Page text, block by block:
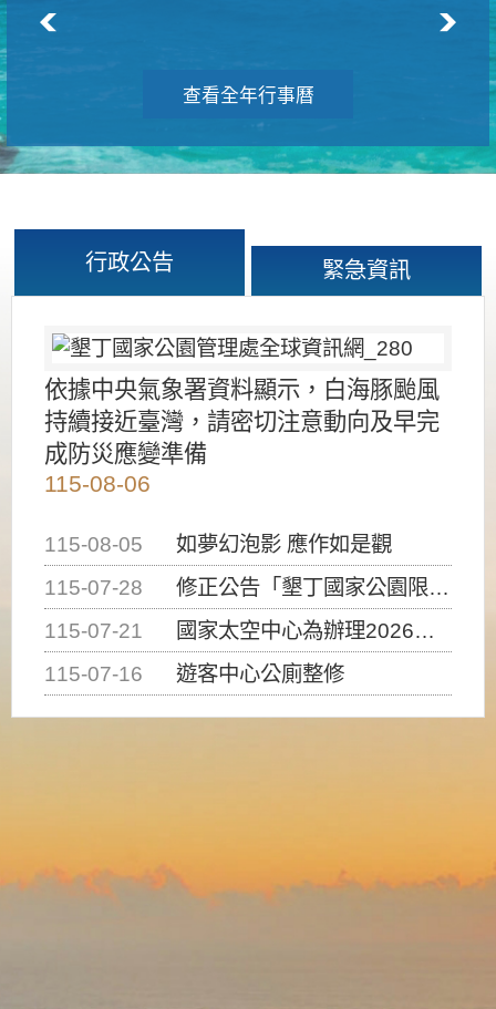
查看全年行事曆
行政公告 緊急資訊
依據中央氣象署資料顯示，白海豚颱風
持續接近臺灣，請密切注意動向及早完
成防災應變準備
115-08-06
115-08-05
如夢幻泡影 應作如是觀
115-07-28
修正公告「墾丁國家公園限制水域遊憩活動之種類、範圍、時間及行為」，自即日生效。
115-07-21
國家太空中心為辦理2026台灣盃火箭競賽，陸、海、空域警戒及協調相關事宜，因颱風備案事宜
115-07-16
遊客中心公廁整修